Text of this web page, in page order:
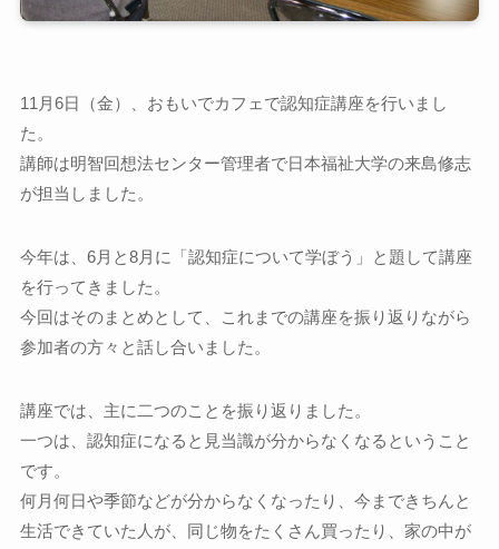
11月6日（金）、おもいでカフェで認知症講座を行いまし
た。
講師は明智回想法センター管理者で日本福祉大学の来島修志
が担当しました。
今年は、6月と8月に「認知症について学ぼう」と題して講座
を行ってきました。
今回はそのまとめとして、これまでの講座を振り返りながら
参加者の方々と話し合いました。
講座では、主に二つのことを振り返りました。
一つは、認知症になると見当識が分からなくなるということ
です。
何月何日や季節などが分からなくなったり、今まできちんと
生活できていた人が、同じ物をたくさん買ったり、家の中が